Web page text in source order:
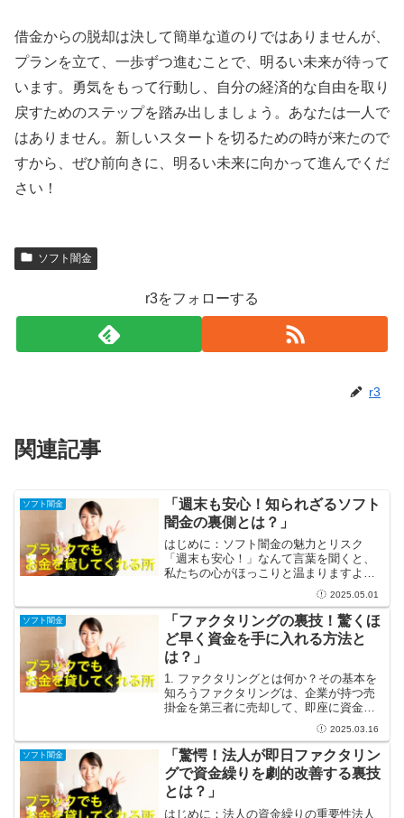
借金からの脱却は決して簡単な道のりではありませんが、
プランを立て、一歩ずつ進むことで、明るい未来が待って
います。勇気をもって行動し、自分の経済的な自由を取り
戻すためのステップを踏み出しましょう。あなたは一人で
はありません。新しいスタートを切るための時が来たので
すから、ぜひ前向きに、明るい未来に向かって進んでくだ
さい！
ソフト闇金
r3をフォローする
r3
関連記事
ソフト闇金
「週末も安心！知られざるソフト
闇金の裏側とは？」
はじめに：ソフト闇金の魅力とリスク
「週末も安心！」なんて言葉を聞くと、
私たちの心がほっこりと温まりますよ
ね。しかし、その安心感が闇金と結びつ
くと、少し怖い世界が広がってくるので
す。ソフト闇金という言葉は、一般的な
闇金とは異なり、何となく優し...
2025.05.01
ソフト闇金
「ファクタリングの裏技！驚くほ
ど早く資金を手に入れる方法と
は？」
1. ファクタリングとは何か？その基本を
知ろうファクタリングは、企業が持つ売
掛金を第三者に売却して、即座に資金を
得る革新的な手法です。これにより、将
来の収入を待つことなく、必要な資金を
早期に手にすることができます。特に、
資金繰りが厳しい中小...
2025.03.16
ソフト闇金
「驚愕！法人が即日ファクタリン
グで資金繰りを劇的改善する裏技
とは？」
はじめに：法人の資金繰りの重要性法人